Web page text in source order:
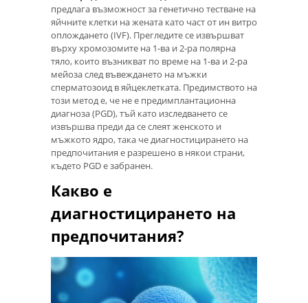
предлага възможност за генетично тестване на
яйчните клетки на жената като част от ин витро
оплождането (IVF). Прегледите се извършват
върху хромозомите на 1-ва и 2-ра полярна
тяло, които възникват по време на 1-ва и 2-ра
мейоза след въвеждането на мъжки
сперматозоид в яйцеклетката. Предимството на
този метод е, че не е предимплантационна
диагноза (PGD), тъй като изследването се
извършва преди да се слеят женското и
мъжкото ядро, така че диагностицирането на
предпочитания е разрешено в някои страни,
където PGD е забранен.
Какво е
диагностицирането на
предпочитания?